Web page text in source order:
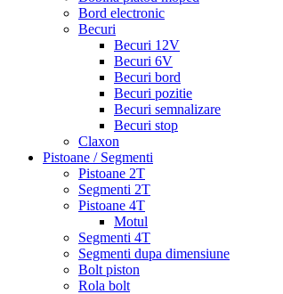
Bord electronic
Becuri
Becuri 12V
Becuri 6V
Becuri bord
Becuri pozitie
Becuri semnalizare
Becuri stop
Claxon
Pistoane / Segmenti
Pistoane 2T
Segmenti 2T
Pistoane 4T
Motul
Segmenti 4T
Segmenti dupa dimensiune
Bolt piston
Rola bolt